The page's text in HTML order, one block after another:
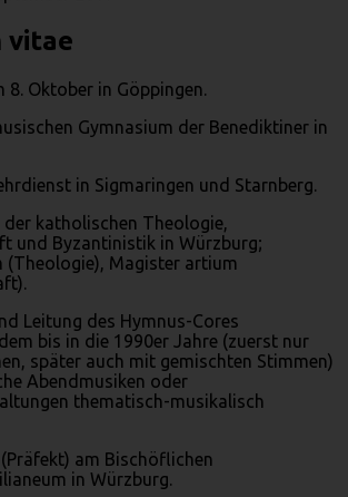
vitae
8. Oktober in Göppingen.
Gymnasium der Benediktiner in
in Sigmaringen und Starnberg.
katholischen Theologie,
und Byzantinistik in Würzburg;
(Theologie), Magister artium
Leitung des Hymnus-Cores
bis in die 1990er Jahre (zuerst nur
später auch mit gemischten Stimmen)
Abendmusiken oder
thematisch-musikalisch
am Bischöflichen
in Würzburg.